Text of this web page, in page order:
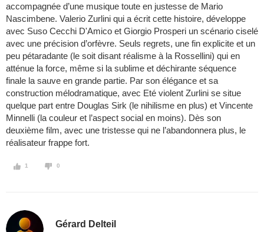
accompagnée d’une musique toute en justesse de Mario
Nascimbene. Valerio Zurlini qui a écrit cette histoire, développe
avec Suso Cecchi D'Amico et Giorgio Prosperi un scénario ciselé
avec une précision d’orfèvre. Seuls regrets, une fin explicite et un
peu pétaradante (le soit disant réalisme à la Rossellini) qui en
atténue la force, même si la sublime et déchirante séquence
finale la sauve en grande partie. Par son élégance et sa
construction mélodramatique, avec Eté violent Zurlini se situe
quelque part entre Douglas Sirk (le nihilisme en plus) et Vincente
Minnelli (la couleur et l’aspect social en moins). Dès son
deuxième film, avec une tristesse qui ne l’abandonnera plus, le
réalisateur frappe fort.
1 0
Gérard Delteil